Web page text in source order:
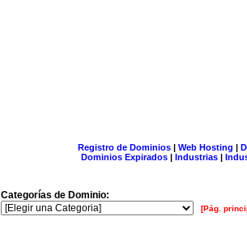
Registro de Dominios| Web Hosting |
Dominios Expirados | Industrias |
Categorías de Dominio:
[Pág.